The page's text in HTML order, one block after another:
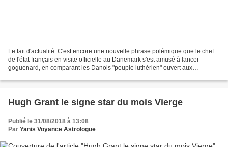
Le fait d'actualité: C'est encore une nouvelle phrase polémique que le chef
de l'état français en visite officielle au Danemark s'est amusé à lancer
goguenard, en comparant les Danois "peuple luthérien" ouvert aux
Hugh Grant le signe star du mois Vierge
Publié le 31/08/2018 à 13:08
Par Yanis Voyance Astrologue